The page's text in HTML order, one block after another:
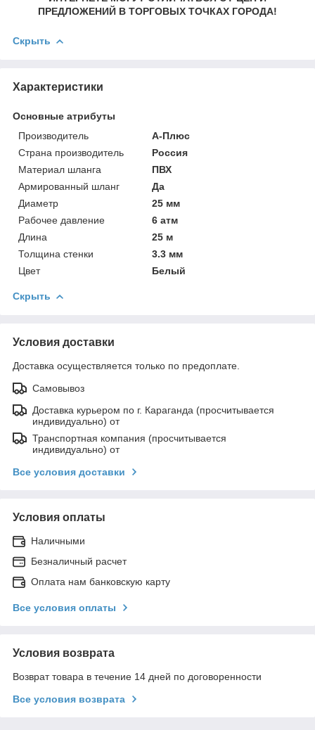
ПРЕДЛОЖЕНИЙ В ТОРГОВЫХ ТОЧКАХ ГОРОДА!
Скрыть
Характеристики
Основные атрибуты
Производитель
А-Плюс
Страна производитель
Россия
Материал шланга
ПВХ
Армированный шланг
Да
Диаметр
25 мм
Рабочее давление
6 атм
Длина
25 м
Толщина стенки
3.3 мм
Цвет
Белый
Скрыть
Условия доставки
Доставка осуществляется только по предоплате.
Самовывоз
Доставка курьером по г. Караганда (просчитывается
индивидуально) от
Транспортная компания (просчитывается
индивидуально) от
Все условия доставки
Условия оплаты
Наличными
Безналичный расчет
Оплата нам банковскую карту
Все условия оплаты
Условия возврата
Возврат товара в течение 14 дней по договоренности
Все условия возврата